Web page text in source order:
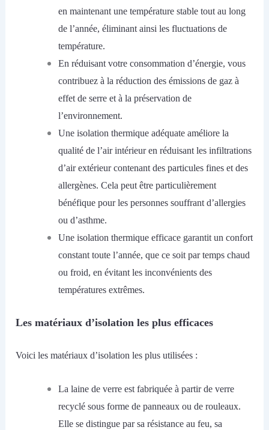
en maintenant une température stable tout au long
de l’année, éliminant ainsi les fluctuations de
température.
En réduisant votre consommation d’énergie, vous
contribuez à la réduction des émissions de gaz à
effet de serre et à la préservation de
l’environnement.
Une isolation thermique adéquate améliore la
qualité de l’air intérieur en réduisant les infiltrations
d’air extérieur contenant des particules fines et des
allergènes. Cela peut être particulièrement
bénéfique pour les personnes souffrant d’allergies
ou d’asthme.
Une isolation thermique efficace garantit un confort
constant toute l’année, que ce soit par temps chaud
ou froid, en évitant les inconvénients des
températures extrêmes.
Les matériaux d’isolation les plus efficaces
Voici les matériaux d’isolation les plus utilisées :
La laine de verre est fabriquée à partir de verre
recyclé sous forme de panneaux ou de rouleaux.
Elle se distingue par sa résistance au feu, sa